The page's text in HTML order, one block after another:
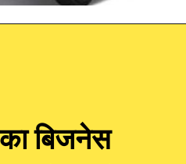
का बिजनेस